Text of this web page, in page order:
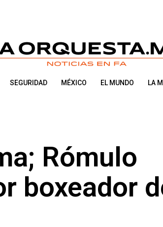
SEGURIDAD MÉXICO EL MUNDO LA
Rómulo
boxeador